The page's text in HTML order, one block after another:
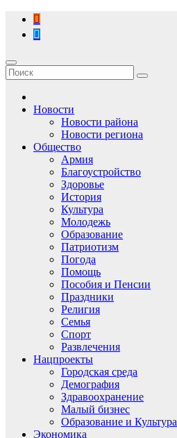
Перейти
содержимому
Новости
Новости района
Новости региона
Общество
Армия
Благоустройство
Здоровье
История
Культура
Молодежь
Образование
Патриотизм
Погода
Помощь
Пособия и Пенсии
Праздники
Религия
Семья
Спорт
Развлечения
Нацпроекты
Городская среда
Демография
Здравоохранение
Малый бизнес
Образование и Культура
Экономика